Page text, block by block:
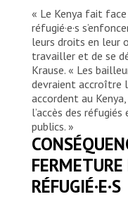
Nimo Abdi
avec MSF : «
nombreux défis.
disent, ils et
parce qu’ils
une éducation
sont gratuits. »
Chali Flani
« Le Kenya fait
réfugié·e·s
leurs droits en leur
travailler et de se
Krause. « Les
devraient accroître
accordent au
l’accès des
publics. »
RÉFUGIÉ·E·S